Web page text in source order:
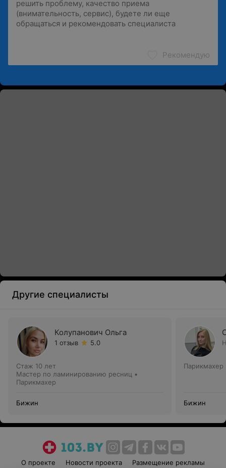
Рекомендую
Другие специалисты
Колупанович Ольга
1 отзыв 5.0
Стаж 10 лет
Мастер по ламинированию ресниц •
Парикмахер
Бижин
Парикмахер
Бижин
О проекте Новости проекта Размещение рекламы